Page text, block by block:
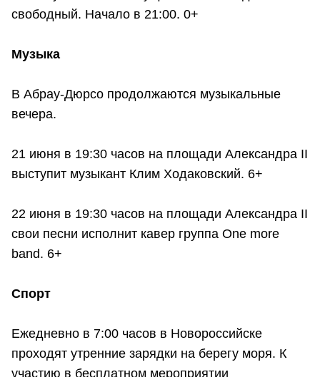
свободный. Начало в 21:00. 0+
Музыка
В Абрау-Дюрсо продолжаются музыкальные
вечера.
21 июня в 19:30 часов на площади Александра II
выступит музыкант Клим Ходаковский. 6+
22 июня в 19:30 часов на площади Александра II
свои песни исполнит кавер группа One more
band. 6+
Спорт
Ежедневно в 7:00 часов в Новороссийске
проходят утренние зарядки на берегу моря. К
участию в бесплатном мероприятии